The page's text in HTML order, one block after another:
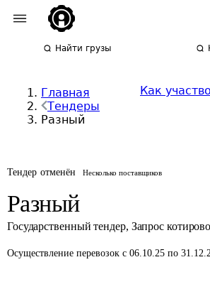
Найти грузы
Главная
Тендеры
Разный
Как
Тендер отменён Несколько поставщиков
Разный
Государственный тендер, Запрос
Осуществление перевозок с 06.10.25 по